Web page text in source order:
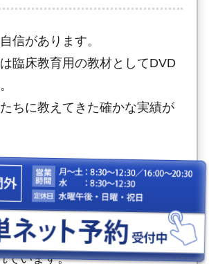
信があります。
臨床教育用の教材としてDVD
ちに教えてきた確かな実績が
３回程度オンラインを活用して
生が学び続けています
術には理論的な背景がしっかり
ています。